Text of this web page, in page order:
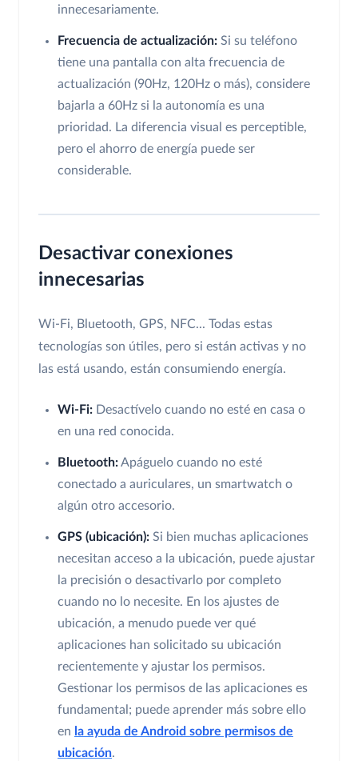
innecesariamente.
Frecuencia de actualización: Si su teléfono
tiene una pantalla con alta frecuencia de
actualización (90Hz, 120Hz o más), considere
bajarla a 60Hz si la autonomía es una
prioridad. La diferencia visual es perceptible,
pero el ahorro de energía puede ser
considerable.
Desactivar conexiones
innecesarias
Wi-Fi, Bluetooth, GPS, NFC... Todas estas
tecnologías son útiles, pero si están activas y no
las está usando, están consumiendo energía.
Wi-Fi: Desactívelo cuando no esté en casa o
en una red conocida.
Bluetooth:Apáguelo cuando no esté
conectado a auriculares, un smartwatch o
algún otro accesorio.
GPS (ubicación): Si bien muchas aplicaciones
necesitan acceso a la ubicación, puede ajustar
la precisión o desactivarlo por completo
cuando no lo necesite. En los ajustes de
ubicación, a menudo puede ver qué
aplicaciones han solicitado su ubicación
recientemente y ajustar los permisos.
Gestionar los permisos de las aplicaciones es
fundamental; puede aprender más sobre ello
en la ayuda de Android sobre permisos de
ubicación.